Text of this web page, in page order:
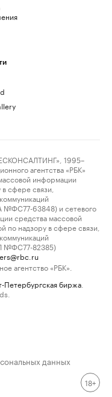
1995–
агентства «РБК»
информации
сфере связи,
№ФС77-63848) и сетевого
средства массовой
по надзору в сфере связи,
№ФС77-82385)
агентство «РБК».
Петербургская биржа
данных
18+